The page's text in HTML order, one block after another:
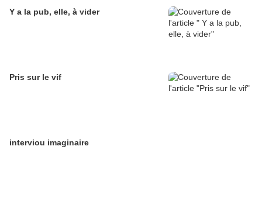
Y a la pub, elle, à vider
Pris sur le vif
interviou imaginaire